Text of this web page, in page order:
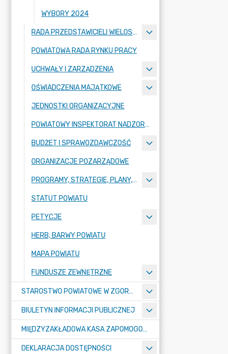
WYBORY 2024
RADA PRZEDSTAWICIELI WIELOSPECJALISTYCZNEGO ZESPOŁU OPIEKI ZDROWOTNEJ "BOLESŁAWIEC-ZGORZELEC" SAMODZIELNEGO PUBLICZNEGO ZAKŁADU OPIEKI ZDROWOTNEJ
POWIATOWA RADA RYNKU PRACY
UCHWAŁY I ZARZĄDZENIA
OŚWIADCZENIA MAJĄTKOWE
JEDNOSTKI ORGANIZACYJNE
POWIATOWY INSPEKTORAT NADZORU BUDOWLANEGO
BUDŻET I SPRAWOZDAWCZOŚĆ
ORGANIZACJE POZARZĄDOWE
PROGRAMY, STRATEGIE, PLANY, RAPORTY
STATUT POWIATU
PETYCJE
HERB, BARWY POWIATU
MAPA POWIATU
FUNDUSZE ZEWNĘTRZNE
STAROSTWO POWIATOWE W ZGORZELCU
BIULETYN INFORMACJI PUBLICZNEJ
MIĘDZYZAKŁADOWA KASA ZAPOMOGOWO-POŻYCZKOWA
DEKLARACJA DOSTĘPNOŚCI